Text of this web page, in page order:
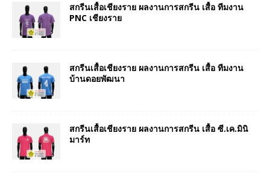
สกรีนเสื้อเชียงราย ผลงานการสกรีน เสื้อ ทีมงาน
PNC เชียงราย
สกรีนเสื้อเชียงราย ผลงานการสกรีน เสื้อ ทีมงาน
บ้านดอยพัฒนา
สกรีนเสื้อเชียงราย ผลงานการสกรีน เสื้อ ซี.เค.มินิ
มาร์ท